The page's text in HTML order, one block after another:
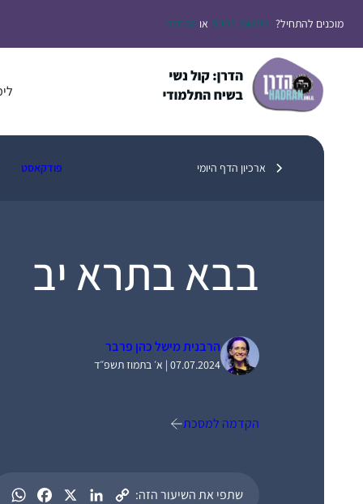
לתוכןמוכנים להתחיל? הירשמו בחינם או התחברו
ארכיון הדף היומי פודקאסט
בבא בתרא יב
הרבנית מישל כהן פרבר
07.07.2024 | א׳ בתמוז תשפ״ד
הקדמה למסכת
שתפי את השיעור הזה: